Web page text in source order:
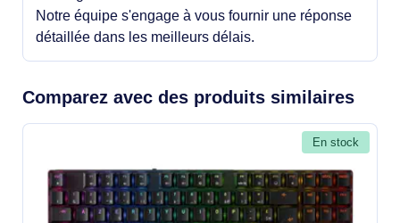
Notre équipe s'engage à vous fournir une réponse
détaillée dans les meilleurs délais.
Comparez avec des produits similaires
En stock